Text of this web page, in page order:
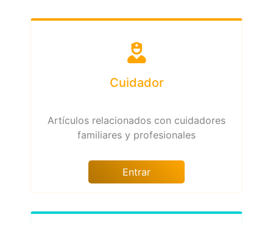
Cuidador
Artículos relacionados con cuidadores
familiares y profesionales
Entrar